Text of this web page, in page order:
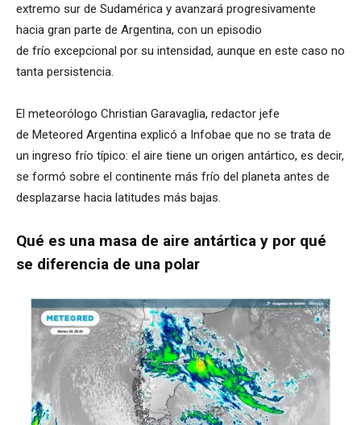
extremo sur de Sudamérica y avanzará progresivamente
hacia gran parte de Argentina, con un episodio
de frío excepcional por su intensidad, aunque en este caso no
tanta persistencia.
El meteorólogo Christian Garavaglia, redactor jefe
de Meteored Argentina explicó a Infobae que no se trata de
un ingreso frío típico: el aire tiene un origen antártico, es decir,
se formó sobre el continente más frío del planeta antes de
desplazarse hacia latitudes más bajas.
Qué es una masa de aire antártica y por qué
se diferencia de una polar